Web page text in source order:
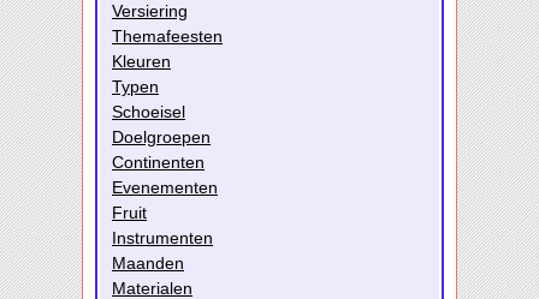
Versiering
Themafeesten
Kleuren
Typen
Schoeisel
Doelgroepen
Continenten
Evenementen
Fruit
Instrumenten
Maanden
Materialen